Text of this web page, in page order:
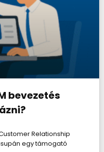
bevezetés
Relationship
egy támogató